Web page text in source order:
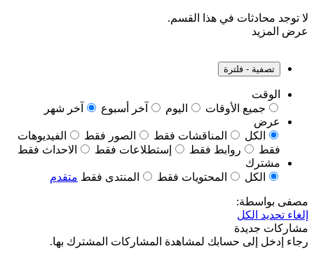
محادثات في هذا القسم.
المزيد
تصفية - فلترة
الوقت
جميع الأوقات
اليوم آخر أسبوع
آخر شهر
عرض
الكل
المناقشات فقط الصور فقط
الفيديوهات
فقط
روابط فقط إستطلاعات فقط
الاحداث فقط
مشترك
الكل
المحتويات فقط المنتدى فقط متقدم
بواسطة:
تحديد الكل
جديدة
إدخل إلى حسابك لمشاهدة المشاركات المشترك بها.